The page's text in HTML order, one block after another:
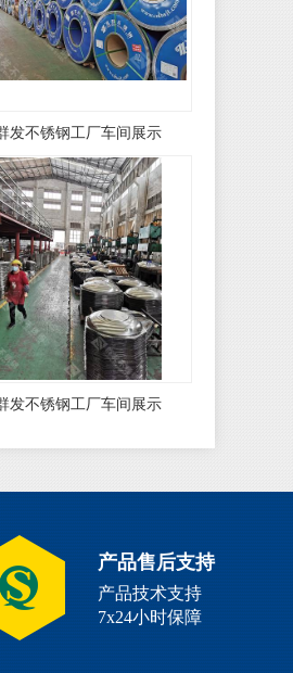
发不锈钢工厂车间展示
发不锈钢工厂车间展示
产品售后支持
产品技术支持
7x24小时保障